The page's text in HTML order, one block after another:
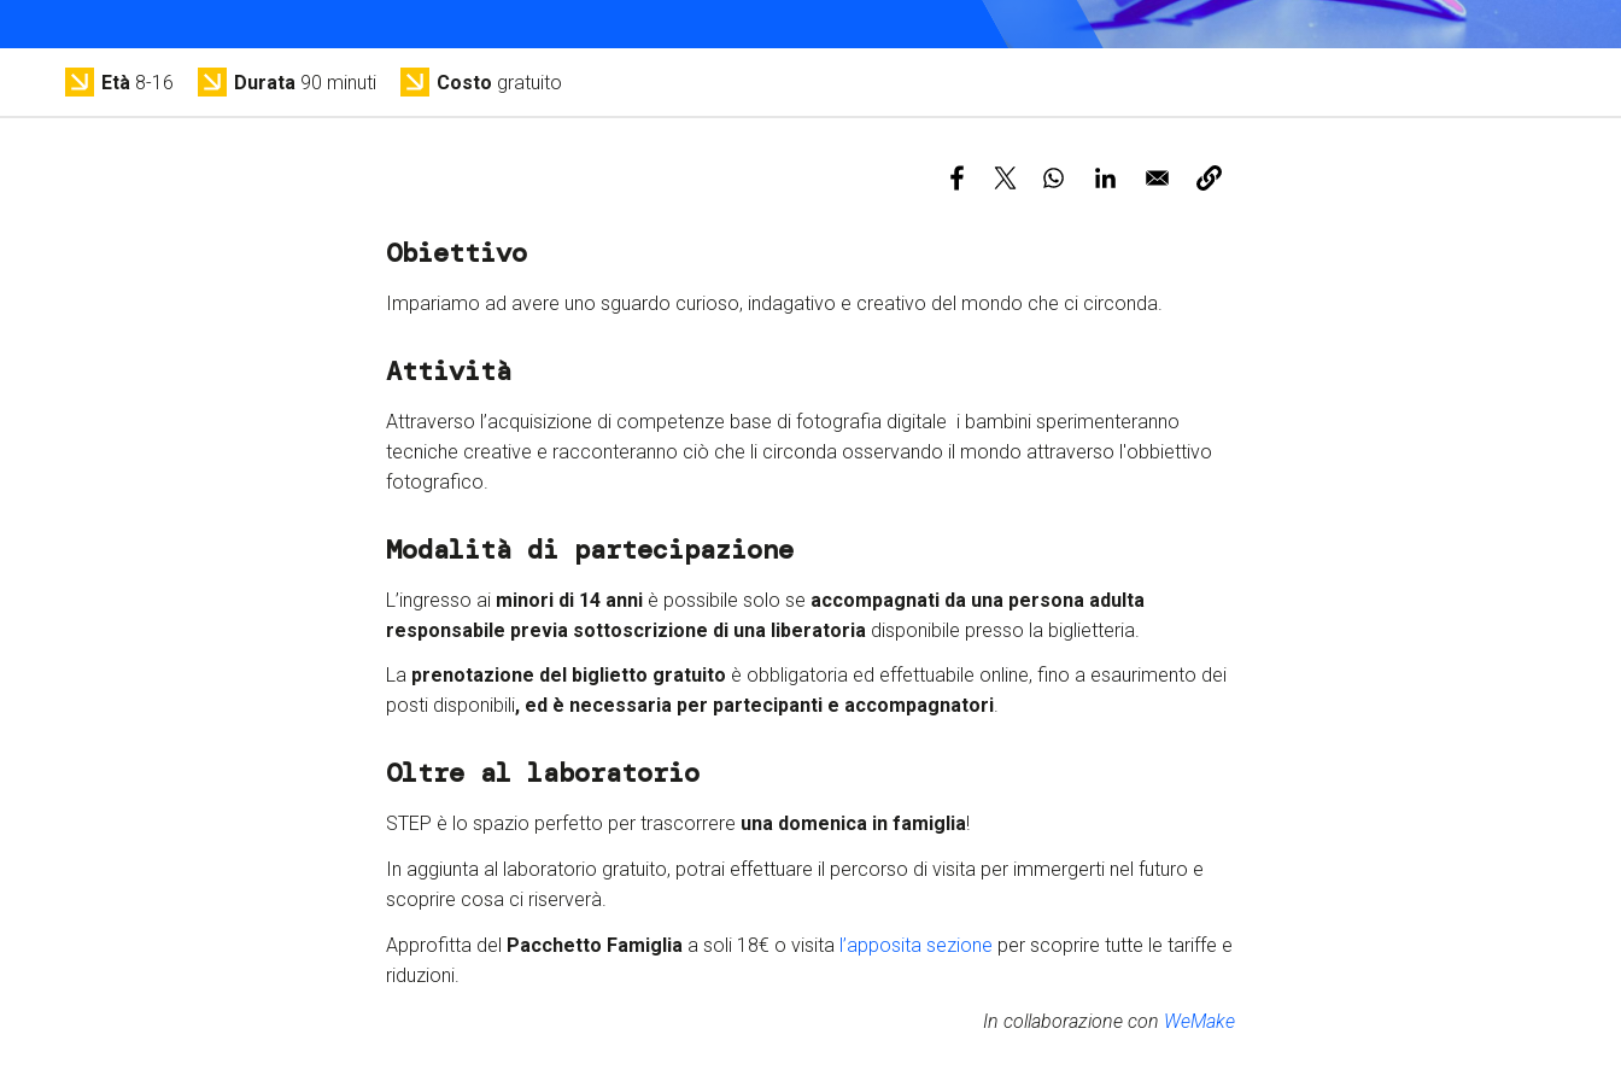
Servizi e accessibilità
Contatti
Biglietti
Età 8-16 Durata 90 minuti Costo gratuito
Obiettivo
Impariamo ad avere uno sguardo curioso, indagativo e creativo del mondo che ci circonda.
Attività
Attraverso l’acquisizione di competenze base di fotografia digitale i bambini sperimenteranno
tecniche creative e racconteranno ciò che li circonda osservando il mondo attraverso l'obbiettivo
fotografico.
Modalità di partecipazione
L’ingresso ai minori di 14 anni è possibile solo se accompagnati da una persona adulta
responsabile previa sottoscrizione di una liberatoria disponibile presso la biglietteria.
La prenotazione del biglietto gratuito è obbligatoria ed effettuabile online, fino a esaurimento dei
posti disponibili, ed è necessaria per partecipanti e accompagnatori.
Oltre al laboratorio
STEP è lo spazio perfetto per trascorrere una domenica in famiglia!
In aggiunta al laboratorio gratuito, potrai effettuare il percorso di visita per immergerti nel futuro e
scoprire cosa ci riserverà.
Approfitta del Pacchetto Famiglia a soli 18€ o visita l’apposita sezione per scoprire tutte le tariffe e
riduzioni.
In collaborazione con WeMake